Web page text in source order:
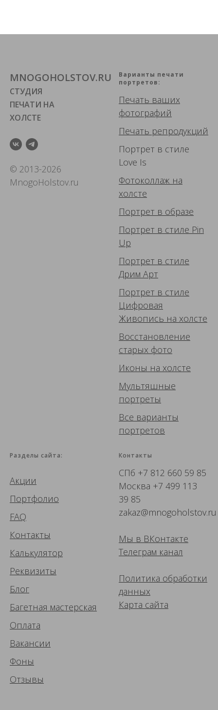
MNOGOHOLSTOV.RU
СТУДИЯ
ПЕЧАТИ НА
ХОЛСТЕ
© 2013-2026
MnogoHolstov.ru
Варианты печати
портретов:
Печать ваших
фотографий
Печать репродукций
Портрет в стиле
Love Is
Фотоколлаж на
холсте
Портрет в образе
Портрет в стиле Pin
Up
Портрет в стиле
Дрим Арт
Портрет в стиле
Цифровая
Живопись на холсте
Восстановление
старых фото
Иконы на холсте
Мультяшные
портреты
Все варианты
портретов
Разделы сайта:
Акции
Портфолио
FAQ
Контакты
Калькулятор
Реквизиты
Блог
Багетная мастерская
Оплата
Вакансии
Фоны
Отзывы
Контакты
СПб +7 812 660 59 85
Москва +7 499 113
39 85
zakaz@mnogoholstov.ru
Мы в ВКонтакте
Телеграм канал
Политика обработки
данных
Карта сайта